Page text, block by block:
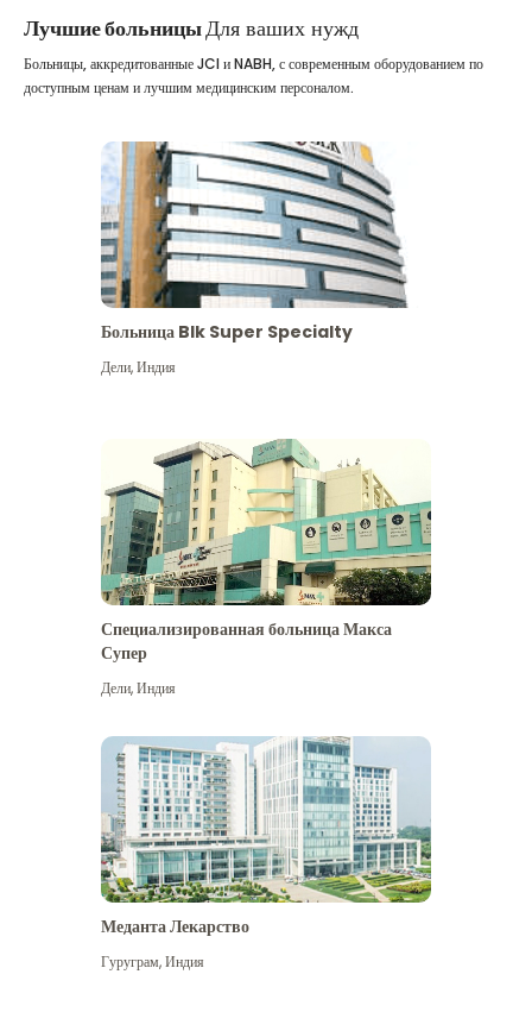
Лучшие больницыДля ваших нужд
Больницы, аккредитованные JCI и NABH, с современным оборудованием по
доступным ценам и лучшим медицинским персоналом.
Больница Blk Super Specialty
Дели,Индия
Специализированная больница Макса
Супер
Дели,Индия
Меданта Лекарство
Гуруграм,Индия